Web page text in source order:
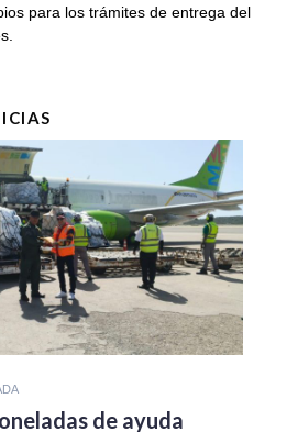
para los trámites de entrega del
de ayuda